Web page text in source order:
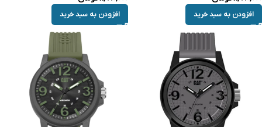
افزودن به سبد خرید افزودن به سبد خرید